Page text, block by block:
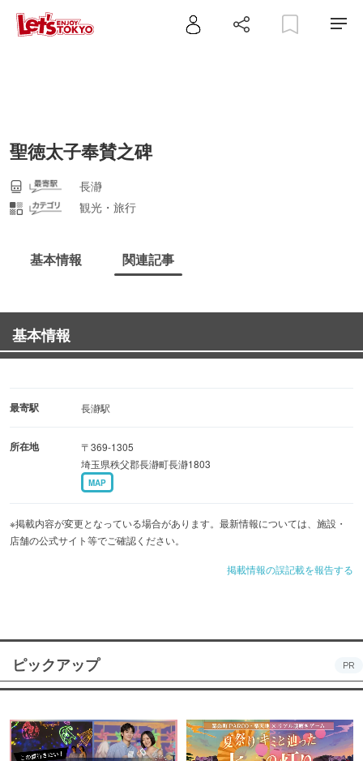
聖徳太子奉賛之碑
長瀞
観光・旅行
基本情報 関連記事
基本情報
最寄駅 長瀞駅
所在地
〒369-1305
埼玉県秩父郡長瀞町長瀞1803
MAP
※掲載内容が変更となっている場合があります。最新情報については、施設・
店舗の公式サイト等でご確認ください。
掲載情報の誤記載を報告する
ピックアップ PR